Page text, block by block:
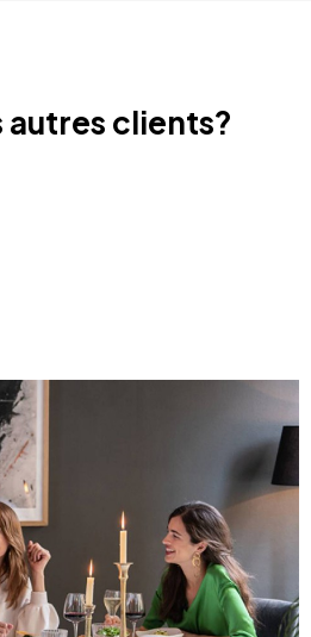
autres clients?